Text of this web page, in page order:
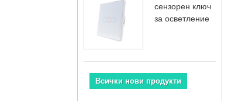
сензорен ключ
за осветление
Всички нови продукти